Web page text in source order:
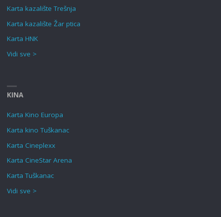
Karta kazalište Trešnja
Karta kazalište Žar ptica
Karta HNK
Vidi sve >
KINA
Karta Kino Europa
Karta kino Tuškanac
Karta Cineplexx
Karta CineStar Arena
Karta Tuškanac
Vidi sve >